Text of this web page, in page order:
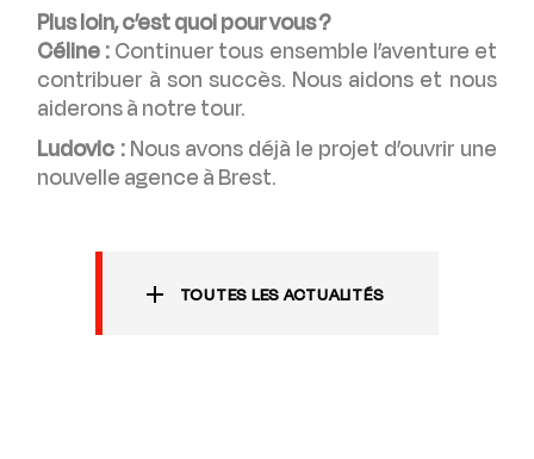
Plus loin, c’est quoi pour vous ?
Céline :Continuer tous ensemble l’aventure et
contribuer à son succès. Nous aidons et nous
aiderons à notre tour.
Ludovic :Nous avons déjà le projet d’ouvrir une
nouvelle agence à Brest.
TOUTES LES ACTUALITÉS